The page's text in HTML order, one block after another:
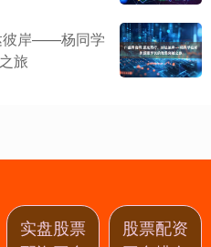
彼岸——杨同学
旅
实盘股票
股票配资